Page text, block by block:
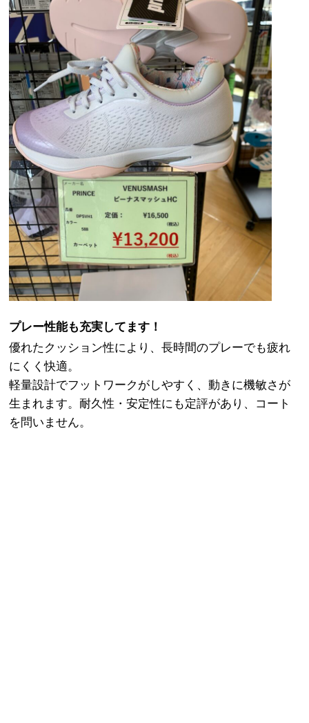
プレー性能も充実してます！
優れたクッション性により、長時間のプレーでも疲れ
にくく快適。
軽量設計でフットワークがしやすく、動きに機敏さが
生まれます。耐久性・安定性にも定評があり、コート
を問いません。